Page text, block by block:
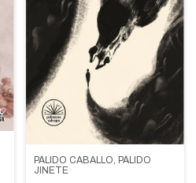
PÁLIDO CABALLO, PÁLIDO
JINETE